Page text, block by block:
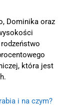
Dominika oraz
która jest
i na czym?